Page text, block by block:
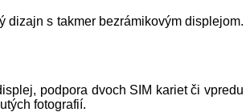
dizajn s takmer bezrámikovým displejom.
podpora dvoch SIM kariet či vpredu
fotografií.